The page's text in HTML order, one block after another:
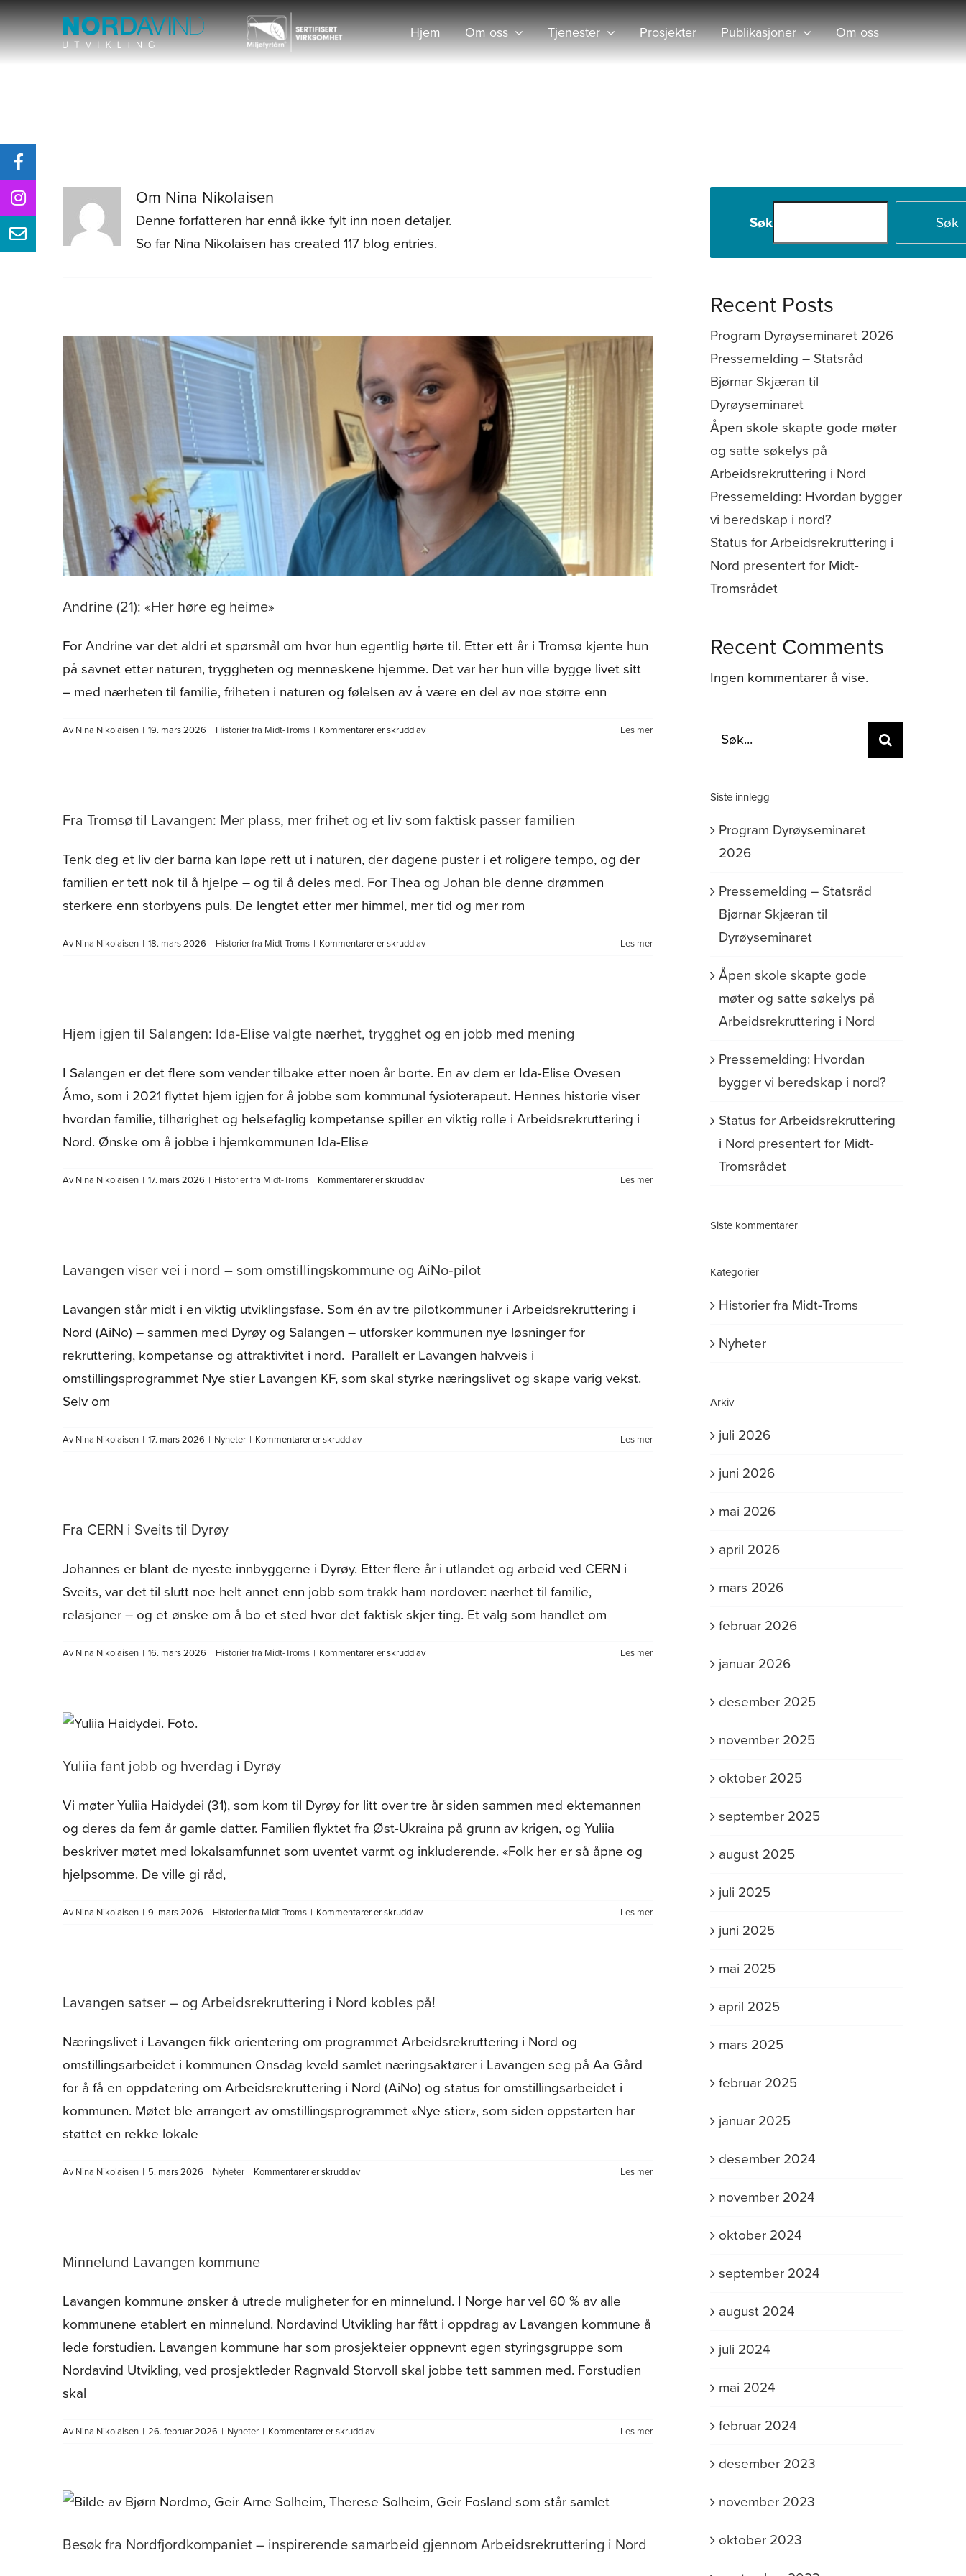
Skip
to
content
Hjem Om oss Tjenester Prosjekter Publikasjoner Om oss
Om Nina Nikolaisen
Denne forfatteren har ennå ikke fylt inn noen detaljer.
So far Nina Nikolaisen has created 117 blog entries.
Andrine (21): «Her høre eg heime»
For Andrine var det aldri et spørsmål om hvor hun egentlig hørte til. Etter ett år i Tromsø kjente hun
på savnet etter naturen, tryggheten og menneskene hjemme. Det var her hun ville bygge livet sitt
– med nærheten til familie, friheten i naturen og følelsen av å være en del av noe større enn
AvNina Nikolaisen | 19. mars 2026 | Historier fra Midt-Troms | Kommentarer er skrudd avfor
heime»
Les mer
Fra Tromsø til Lavangen: Mer plass, mer frihet og et liv som faktisk passer familien
Tenk deg et liv der barna kan løpe rett ut i naturen, der dagene puster i et roligere tempo, og der
familien er tett nok til å hjelpe – og til å deles med. For Thea og Johan ble denne drømmen
sterkere enn storbyens puls. De lengtet etter mer himmel, mer tid og mer rom
AvNina Nikolaisen | 18. mars 2026 | Historier fra Midt-Troms | Kommentarer er skrudd avfor
plass,
frihet
et
liv
Les mer
Hjem igjen til Salangen: Ida-Elise valgte nærhet, trygghet og en jobb med mening
I Salangen er det flere som vender tilbake etter noen år borte. En av dem er Ida-Elise Ovesen
Åmo, som i 2021 flyttet hjem igjen for å jobbe som kommunal fysioterapeut. Hennes historie viser
hvordan familie, tilhørighet og helsefaglig kompetanse spiller en viktig rolle i Arbeidsrekruttering i
Nord. Ønske om å jobbe i hjemkommunen Ida-Elise
AvNina Nikolaisen | 17. mars 2026 | Historier fra Midt-Troms | Kommentarer er skrudd avfor
Elise
nærhet,
og
en
med
Les mer
Lavangen viser vei i nord – som omstillingskommune og AiNo‑pilot
Lavangen står midt i en viktig utviklingsfase. Som én av tre pilotkommuner i Arbeidsrekruttering i
Nord (AiNo) – sammen med Dyrøy og Salangen – utforsker kommunen nye løsninger for
rekruttering, kompetanse og attraktivitet i nord. Parallelt er Lavangen halvveis i
omstillingsprogrammet Nye stier Lavangen KF, som skal styrke næringslivet og skape varig vekst.
Selv om
AvNina Nikolaisen | 17. mars 2026 | Nyheter | Kommentarer er skrudd avfor
omstillingskommune
AiNo‑pilot
Les mer
Fra CERN i Sveits til Dyrøy
Johannes er blant de nyeste innbyggerne i Dyrøy. Etter flere år i utlandet og arbeid ved CERN i
Sveits, var det til slutt noe helt annet enn jobb som trakk ham nordover: nærhet til familie,
relasjoner – og et ønske om å bo et sted hvor det faktisk skjer ting. Et valg som handlet om
AvNina Nikolaisen | 16. mars 2026 | Historier fra Midt-Troms | Kommentarer er skrudd avfor
Les mer
Yuliia fant jobb og hverdag i Dyrøy
Vi møter Yuliia Haidydei (31), som kom til Dyrøy for litt over tre år siden sammen med ektemannen
og deres da fem år gamle datter. Familien flyktet fra Øst-Ukraina på grunn av krigen, og Yuliia
beskriver møtet med lokalsamfunnet som uventet varmt og inkluderende. «Folk her er så åpne og
hjelpsomme. De ville gi råd,
AvNina Nikolaisen | 9. mars 2026 | Historier fra Midt-Troms | Kommentarer er skrudd avfor
i
Les mer
Lavangen satser – og Arbeidsrekruttering i Nord kobles på!
Næringslivet i Lavangen fikk orientering om programmet Arbeidsrekruttering i Nord og
omstillingsarbeidet i kommunen Onsdag kveld samlet næringsaktører i Lavangen seg på Aa Gård
for å få en oppdatering om Arbeidsrekruttering i Nord (AiNo) og status for omstillingsarbeidet i
kommunen. Møtet ble arrangert av omstillingsprogrammet «Nye stier», som siden oppstarten har
støttet en rekke lokale
AvNina Nikolaisen | 5. mars 2026 | Nyheter | Kommentarer er skrudd avfor
kobles
Les mer
Minnelund Lavangen kommune
Lavangen kommune ønsker å utrede muligheter for en minnelund. I Norge har vel 60 % av alle
kommunene etablert en minnelund. Nordavind Utvikling har fått i oppdrag av Lavangen kommune å
lede forstudien. Lavangen kommune har som prosjekteier oppnevnt egen styringsgruppe som
Nordavind Utvikling, ved prosjektleder Ragnvald Storvoll skal jobbe tett sammen med. Forstudien
skal
AvNina Nikolaisen | 26. februar 2026 | Nyheter | Kommentarer er skrudd avfor
Les mer
Besøk fra Nordfjordkompaniet – inspirerende samarbeid gjennom Arbeidsrekruttering i Nord
Søk Søk
Recent Posts
Program Dyrøyseminaret 2026
Pressemelding – Statsråd
Bjørnar Skjæran til
Dyrøyseminaret
Åpen skole skapte gode møter
og satte søkelys på
Arbeidsrekruttering i Nord
Pressemelding: Hvordan bygger
vi beredskap i nord?
Status for Arbeidsrekruttering i
Nord presentert for Midt-
Tromsrådet
Recent Comments
Ingen kommentarer å vise.
Søk
Siste innlegg
Program Dyrøyseminaret
2026
Pressemelding – Statsråd
Bjørnar Skjæran til
Dyrøyseminaret
Åpen skole skapte gode
møter og satte søkelys på
Arbeidsrekruttering i Nord
Pressemelding: Hvordan
bygger vi beredskap i nord?
Status for Arbeidsrekruttering
i Nord presentert for Midt-
Tromsrådet
Siste kommentarer
Kategorier
Historier fra Midt-Troms
Nyheter
Arkiv
juli 2026
juni 2026
mai 2026
april 2026
mars 2026
februar 2026
januar 2026
desember 2025
november 2025
oktober 2025
september 2025
august 2025
juli 2025
juni 2025
mai 2025
april 2025
mars 2025
februar 2025
januar 2025
desember 2024
november 2024
oktober 2024
september 2024
august 2024
juli 2024
mai 2024
februar 2024
desember 2023
november 2023
oktober 2023